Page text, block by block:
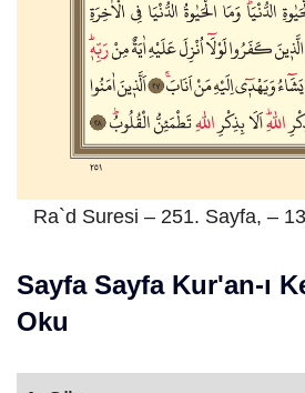
Ra`d Suresi – 251. Sayfa, –
Sayfa Sayfa Kur'an-ı
Oku